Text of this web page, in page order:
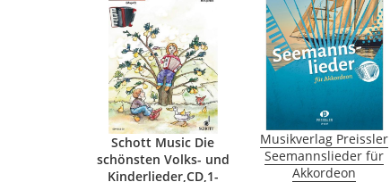
Schott Music Die
schönsten Volks- und
Kinderlieder,CD,1-
Musikverlag Preissler
Seemannslieder für
Akkordeon